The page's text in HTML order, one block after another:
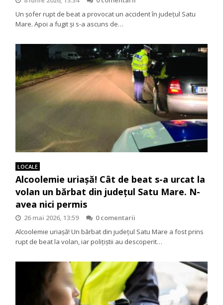
Un șofer rupt de beat a provocat un accident în județul Satu
Mare. Apoi a fugit și s-a ascuns de…
LOCALE
Alcoolemie uriașă! Cât de beat s-a urcat la
volan un bărbat din județul Satu Mare. N-
avea nici permis
26 mai 2026, 13:59
0 comentarii
Alcoolemie uriașă! Un bărbat din județul Satu Mare a fost prins
rupt de beat la volan, iar polițiștii au descoperit…